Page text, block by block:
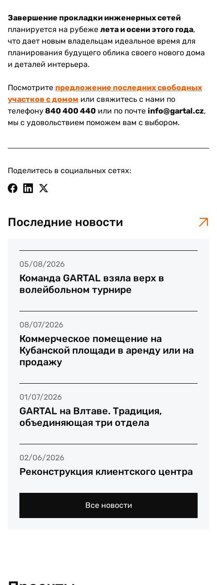
Завершение прокладки инженерных сетей
планируется на рубеже лета и осени этого года,
что дает новым владельцам идеальное время для
планирования будущего облика своего нового дома
и деталей интерьера.
Посмотрите предложение последних свободных
участков с домом или свяжитесь с нами по
телефону840 400 440 или по почте info@gartal.cz,
мы с удовольствием поможем вам с выбором.
Поделитесь в социальных сетях:
Последние новости
05/08/2026
Команда GARTAL взяла верх в
волейбольном турнире
08/07/2026
Коммерческое помещение на
Кубанской площади в аренду или на
продажу
01/07/2026
GARTAL на Влтаве. Традиция,
объединяющая три отдела
02/06/2026
Реконструкция клиентского центра
Все новости